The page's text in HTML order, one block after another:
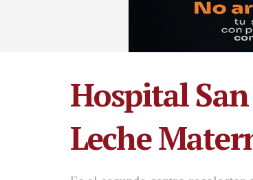
Hospital
Leche